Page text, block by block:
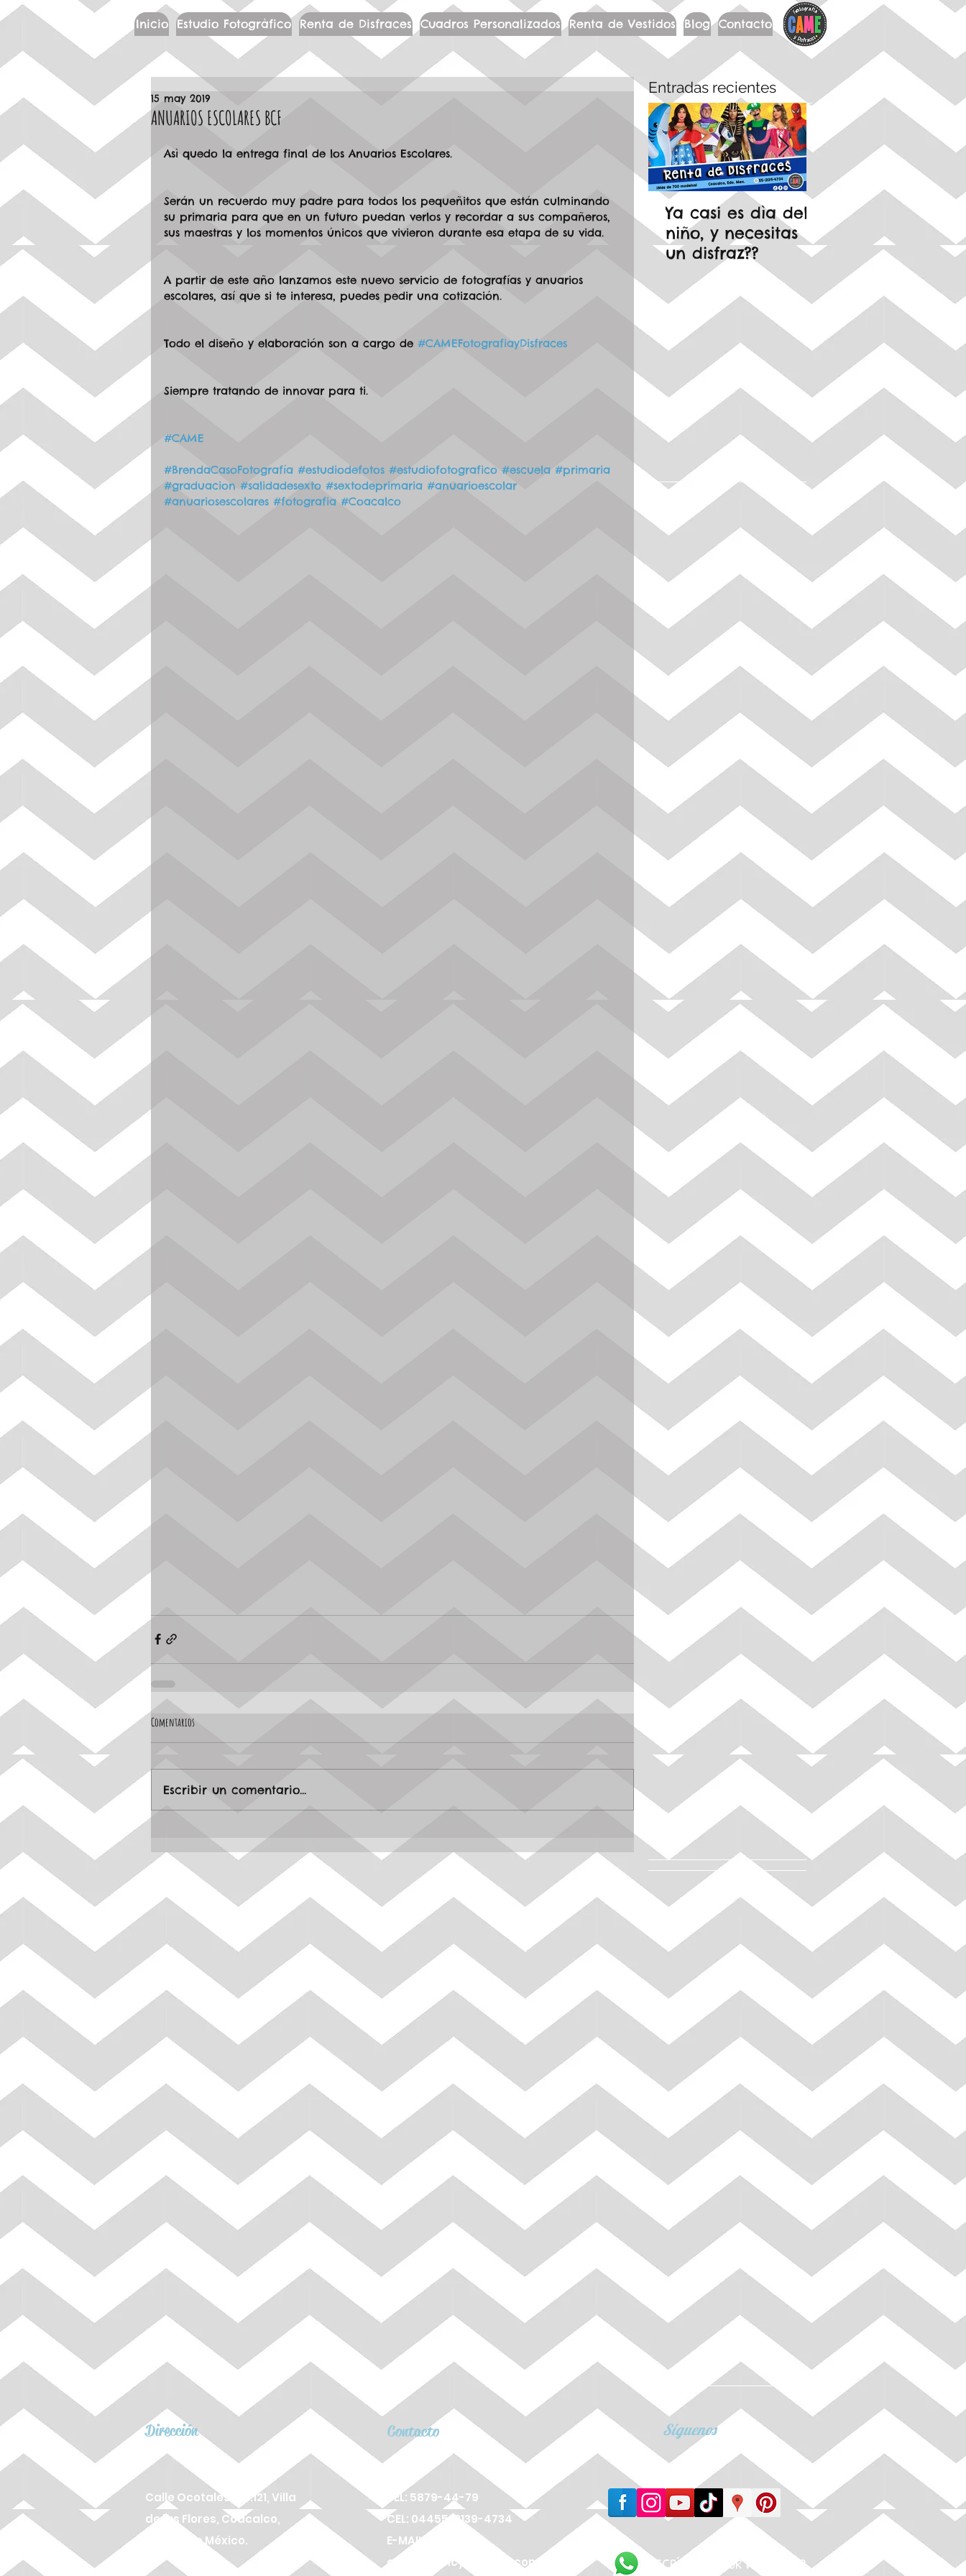
Inicio Estudio Fotogràfico Renta de Disfraces Cuadros Personalizados Renta de Vestidos Blog Contacto
ANUARIOS ESCOLARES BCF
15 may 2019
Asì quedo la entrega final de los Anuarios Escolares.
Serán un recuerdo muy padre para todos los pequeñitos que están culminando
su primaria para que en un futuro puedan verlos y recordar a sus compañeros,
sus maestras y los momentos únicos que vivieron durante esa etapa de su vida.
A partir de este año lanzamos este nuevo servicio de fotografías y anuarios
escolares, así que si te interesa, puedes pedir una cotización.
Todo el diseño y elaboración son a cargo de #CAMEFotografiayDisfraces
Siempre tratando de innovar para ti.
#CAME
#BrendaCasoFotografía #estudiodefotos #estudiofotografico #escuela #primaria
#graduacion #salidadesexto #sextodeprimaria #anuarioescolar
#anuariosescolares #fotografia #Coacalco
Comentarios
Escribir un comentario...
Entradas recientes
Ya casi es dìa del
niño, y necesitas
un disfraz??
🍄 Mario Bros
en tendencia…
Dirección
Calle Ocotales, No.121, Villa
de las Flores, Coacalco,
Estado de México.
Contacto
TEL: 5879-44-79
CEL: 04455-2139-4734
E-MAIL:
cameagency@gmail.com
Síguenos
ESCRÍBENOS POR WHATSAPP